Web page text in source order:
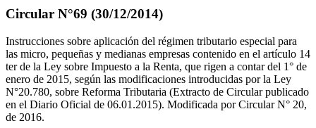
Circular N°69 (30/12/2014)
Instrucciones sobre aplicación del régimen tributario especial para
las micro, pequeñas y medianas empresas contenido en el artículo 14
ter de la Ley sobre Impuesto a la Renta, que rigen a contar del 1° de
enero de 2015, según las modificaciones introducidas por la Ley
N°20.780, sobre Reforma Tributaria (Extracto de Circular publicado
en el Diario Oficial de 06.01.2015). Modificada por Circular N° 20,
de 2016.